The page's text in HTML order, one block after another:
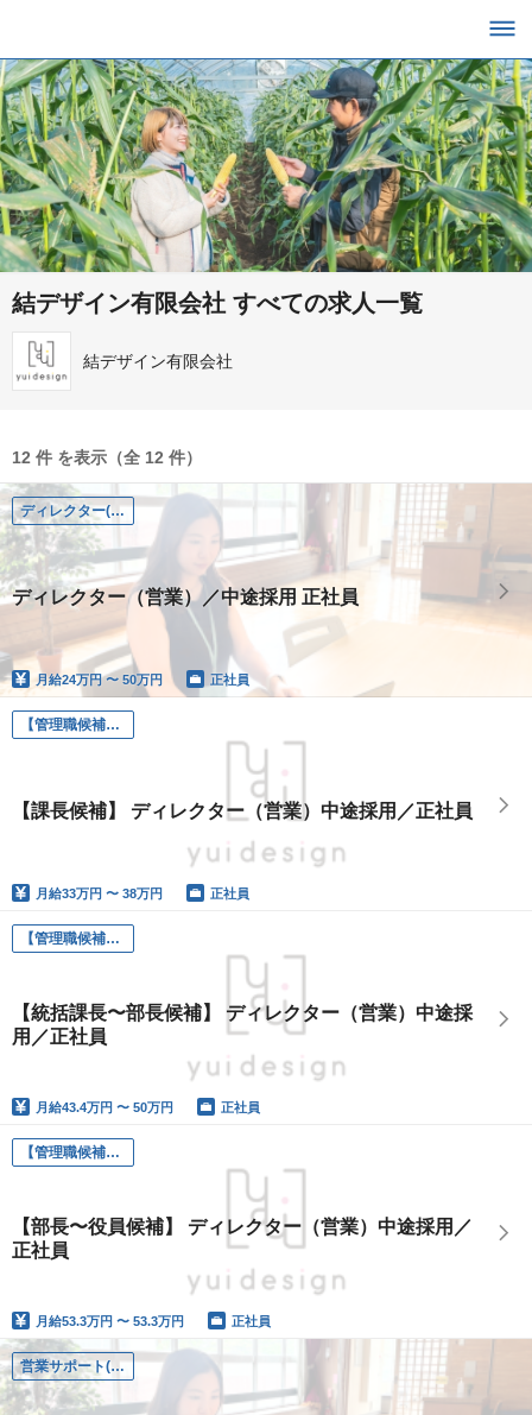
結デザイン有限会社 すべての求人一覧
結デザイン有限会社
12 件 を表示（全 12 件）
ディレクター(営業)
ディレクター（営業）／中途採用 正社員
月給24万円 〜 50万円 正社員
【管理職候補】ディレクター(営業)
【課長候補】 ディレクター（営業）中途採用／正社員
月給33万円 〜 38万円 正社員
【管理職候補】ディレクター(営業)
【統括課長〜部長候補】 ディレクター（営業）中途採
用／正社員
月給43.4万円 〜 50万円 正社員
【管理職候補】ディレクター(営業)
【部長〜役員候補】 ディレクター（営業）中途採用／
正社員
月給53.3万円 〜 53.3万円 正社員
営業サポート(事務職)